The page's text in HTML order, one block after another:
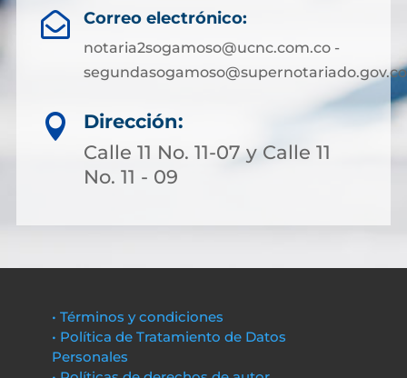
 Correo electrónico:
notaria2sogamoso@ucnc.com.co -
segundasogamoso@supernotariado.gov.co

Dirección:
Calle 11 No. 11-07 y Calle 11
No. 11 - 09
• Términos y condiciones
• Política de Tratamiento de Datos
Personales